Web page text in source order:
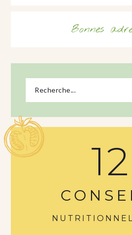
Bonnes
12